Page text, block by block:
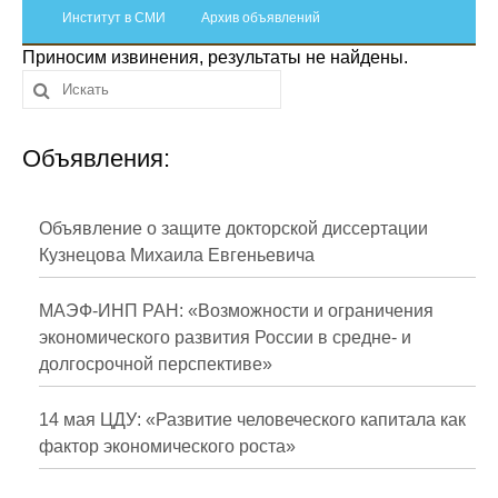
Отчетность
Противодействие коррупции
Материалы для СМИ
Публикации
Научная жизнь
Проблемы прогнозирования
О журнале
Номера журналов
Институт в СМИ Архив объявлений
Приносим извинения, результаты не найдены.
Объявления:
Объявление о защите докторской диссертации
Кузнецова Михаила Евгеньевича
МАЭФ-ИНП РАН: «Возможности и ограничения
экономического развития России в средне- и
долгосрочной перспективе»
14 мая ЦДУ: «Развитие человеческого капитала как
фактор экономического роста»